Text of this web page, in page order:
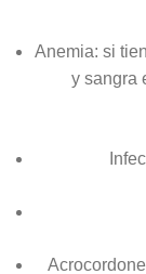
Anemia: si
y sangra